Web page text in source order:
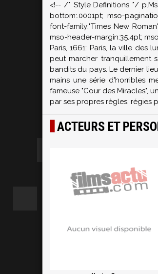
<!-- /* Style Definitions */
bottom:.0001pt; mso-
font-family:"Times New
mso-header-margin:35.4pt;
Paris, 1661: Paris, la ville des
peut marcher tranquillement
bandits du pays. Le dernier
mains une série d'horribles
fameuse "Cour des Miracles",
par ses propres règles, régies
ACTEURS ET